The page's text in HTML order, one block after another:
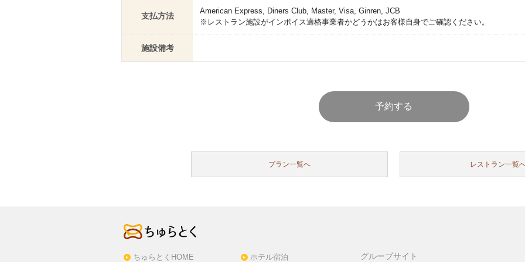
支払方法
American Express, Diners Club, Master, Visa, Ginren, JCB
※レストラン施設がインボイス適格事業者かどうかはお客様自身でご確認ください。
施設備考
プラン一覧へ レストラン一覧
ちゅらとくHOME ホテル宿泊 グループサイト